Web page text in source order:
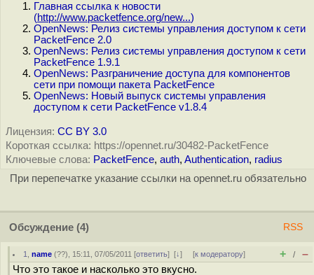
Главная ссылка к новости
(http://www.packetfence.org/new...)
OpenNews: Релиз системы управления доступом к сети
PacketFence 2.0
OpenNews: Релиз системы управления доступом к сети
PacketFence 1.9.1
OpenNews: Разграничение доступа для компонентов
сети при помощи пакета PacketFence
OpenNews: Новый выпуск системы управления
доступом к сети PacketFence v1.8.4
Лицензия: CC BY 3.0
Короткая ссылка: https://opennet.ru/30482-PacketFence
Ключевые слова: PacketFence, auth, Authentication, radius
При перепечатке указание ссылки на opennet.ru обязательно
Обсуждение (4) RSS
1 ,name (??), 15:11, 07/05/2011 [ответить][↓] [к модератору] + / –
Что это такое и насколько это вкусно.